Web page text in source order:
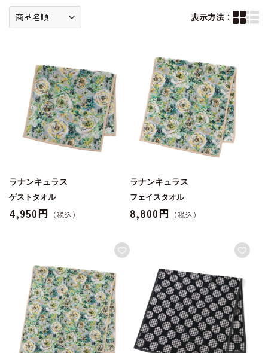
表示方法：
ラナンキュラス
ゲストタオル
4,950円
ラナンキュラス
フェイスタオル
8,800円